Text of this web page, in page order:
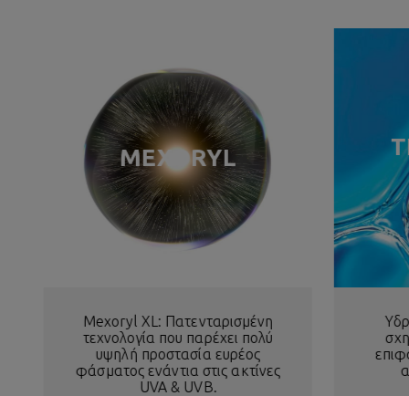
MEXORYL
Mexoryl XL: Πατενταρισμένη
τεχνολογία που παρέχει πολύ
υψηλή προστασία ευρέος
φάσματος ενάντια στις ακτίνες
UVA & UVB.